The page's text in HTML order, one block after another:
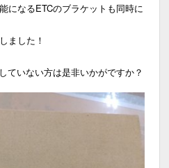
になるETCのブラケットも同時に
ました！
ていない方は是非いかがですか？